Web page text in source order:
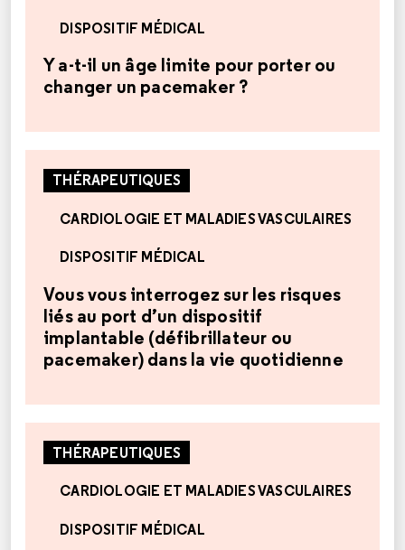
DISPOSITIF MÉDICAL
Y a-t-il un âge limite pour porter ou
changer un pacemaker ?
THÉRAPEUTIQUES
CARDIOLOGIE ET MALADIES VASCULAIRES
DISPOSITIF MÉDICAL
Vous vous interrogez sur les risques
liés au port d’un dispositif
implantable (défibrillateur ou
pacemaker) dans la vie quotidienne
THÉRAPEUTIQUES
CARDIOLOGIE ET MALADIES VASCULAIRES
DISPOSITIF MÉDICAL